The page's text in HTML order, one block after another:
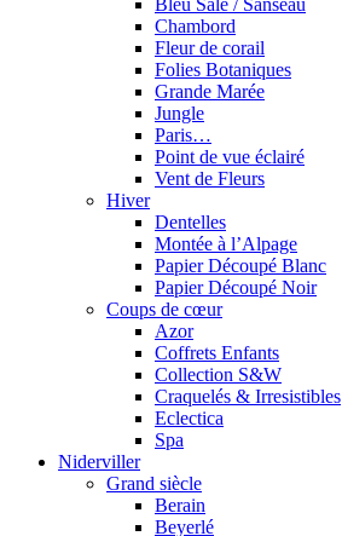
Chambord
Fleur de corail
Folies Botaniques
Grande Marée
Jungle
Paris…
Point de vue éclairé
Vent de Fleurs
Hiver
Dentelles
Montée à l’Alpage
Papier Découpé Blanc
Papier Découpé Noir
Coups de cœur
Azor
Coffrets Enfants
Collection S&W
Craquelés & Irresistibles
Eclectica
Spa
Niderviller
Grand siècle
Berain
Beyerlé